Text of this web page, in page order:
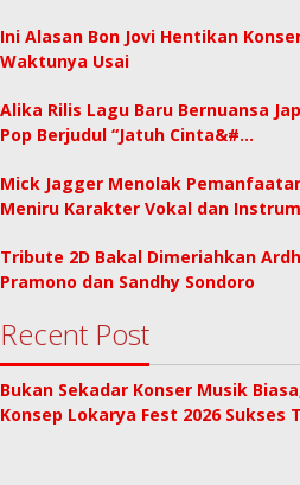
Ini Alasan Bon Jovi Hentikan
Waktunya Usai
Alika Rilis Lagu Baru Bernuansa
Pop Berjudul “Jatuh Cinta&#…
Mick Jagger Menolak
Meniru Karakter Vokal dan
Tribute 2D Bakal Dimeriahkan
Pramono dan Sandhy Sondoro
Recent Post
Bukan Sekadar Konser Musik
Konsep Lokarya Fest 2026 Sukses